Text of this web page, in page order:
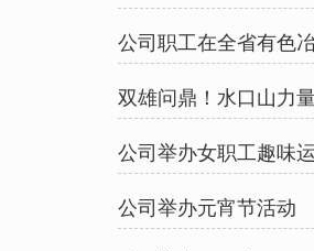
公司职工在全省有色
双雄问鼎！水口山力
公司举办女职工趣味
公司举办元宵节活动